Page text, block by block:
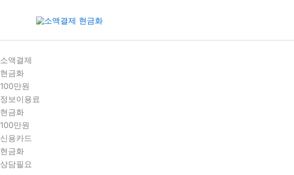
건
너
뛰
기
소액결제
현금화
100만원
정보이용료
현금화
100만원
신용카드
현금화
상담필요